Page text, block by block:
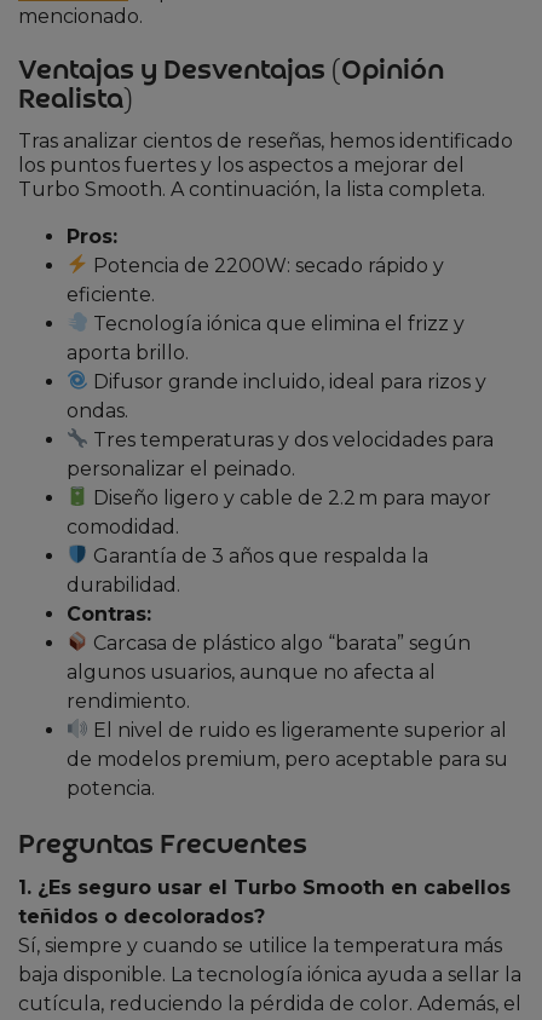
mencionado.
Ventajas y Desventajas (Opinión
Realista)
Tras analizar cientos de reseñas, hemos identificado
los puntos fuertes y los aspectos a mejorar del
Turbo Smooth. A continuación, la lista completa.
Pros:
Potencia de 2200W: secado rápido y
eficiente.
Tecnología iónica que elimina el frizz y
aporta brillo.
Difusor grande incluido, ideal para rizos y
ondas.
Tres temperaturas y dos velocidades para
personalizar el peinado.
Diseño ligero y cable de 2.2 m para mayor
comodidad.
Garantía de 3 años que respalda la
durabilidad.
Contras:
Carcasa de plástico algo “barata” según
algunos usuarios, aunque no afecta al
rendimiento.
El nivel de ruido es ligeramente superior al
de modelos premium, pero aceptable para su
potencia.
Preguntas Frecuentes
1. ¿Es seguro usar el Turbo Smooth en cabellos
teñidos o decolorados?
Sí, siempre y cuando se utilice la temperatura más
baja disponible. La tecnología iónica ayuda a sellar la
cutícula, reduciendo la pérdida de color. Además, el